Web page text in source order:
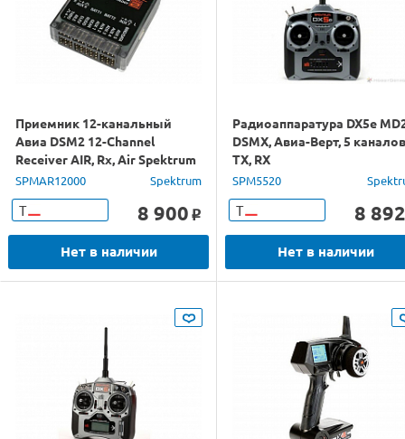
Приемник 12-канальный
Авиа DSM2 12-Channel
Receiver AIR, Rx, Air Spektrum
SPMAR12000 Spektrum
Т 8 900 o
Нет в наличии
Радиоаппаратура DX5e
DSMX, Авиа-Верт, 5
TX, RX
SPM5520
Т 8 892
Нет в наличии